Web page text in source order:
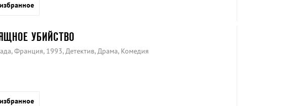
УБИЙСТВО
Франция, 1993, Детектив, Драма, Комедия